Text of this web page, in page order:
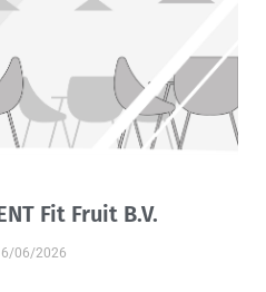
Fit Fruit B.V.
06/2026